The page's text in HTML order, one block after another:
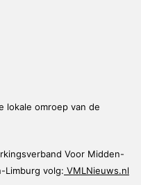
lokale omroep van de
Voor Midden-
Limburg volg: VMLNieuws.nl